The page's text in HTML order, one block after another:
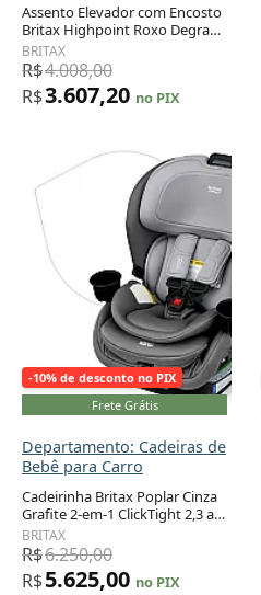
Assento Elevador com Encosto
Britax Highpoint Roxo Degradê
Conversível 18 a 54 kg
BRITAX
R$4.008,00
R$3.607,20 no PIX
-10% de desconto no PIX
Frete Grátis
Departamento: Cadeiras de
Bebê para Carro
Cadeirinha Britax Poplar Cinza
Grafite 2-em-1 ClickTight 2,3 a
29,5 kg
Adicionar ao carrinho
BRITAX
R$6.250,00
R$5.625,00 no PIX